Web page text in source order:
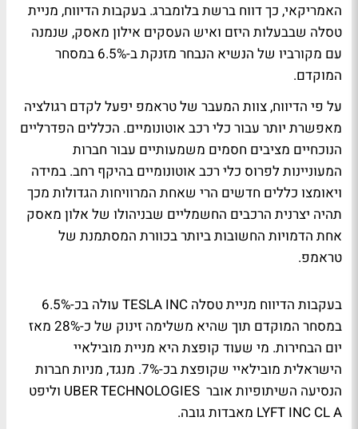
האמריקאי, כך דווח ברשת בלומברג. בעקבות הדיווח, מניית
טסלה שבבעלות היזם ואיש העסקים אילון מאסק, שנמנה
עם מקורביו של הנשיא הנבחר מזנקת ב-6.5% במסחר
המוקדם.
על פי הדיווח, צוות המעבר של טראמפ יפעל לקדם רגולציה
מאפשרת יותר עבור כלי רכב אוטונומיים. הכללים הפדרליים
הנוכחיים מציבים חסמים משמעותיים עבור חברות
המעוניינות לפרוס כלי רכב אוטונומיים בהיקף רחב. במידה
ויאומצו כללים חדשים הרי שאחת המרוויחות הגדולות מכך
תהיה יצרנית הרכבים החשמליים שבניהולו של אלון מאסק
אחת הדמויות החשובות ביותר בכוורת המסתמנת של
טראמפ.
בעקבות הדיווח מניית טסלה TESLA INC עולה בכ-6.5%
במסחר המוקדם תוך שהיא משלימה זינוק של כ-28% מאז
יום הבחירות. מי שעוד קופצת היא מניית מובילאיי
הישראלית מובילאיי שקופצת בכ-7%. מנגד, מניות חברות
הנסיעה השיתופיות אובר UBER TECHNOLOGIES וליפט
LYFT INC CL A מאבדות גובה.